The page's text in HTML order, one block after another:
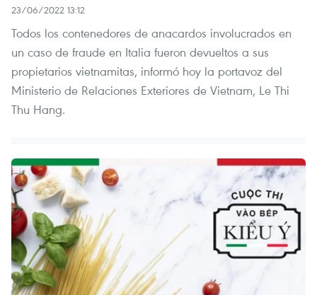
23/06/2022 13:12
Todos los contenedores de anacardos involucrados en
un caso de fraude en Italia fueron devueltos a sus
propietarios vietnamitas, informó hoy la portavoz del
Ministerio de Relaciones Exteriores de Vietnam, Le Thi
Thu Hang.